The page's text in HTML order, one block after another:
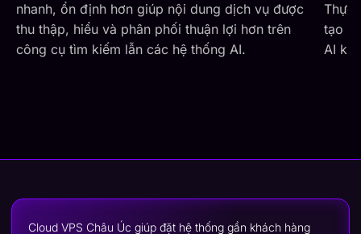
thu thập, hiểu và phân phối thuận lợi hơn trên
công cụ tìm kiếm lẫn các hệ thống AI.
tạo
AI
mục tiêu hơn, giảm độ trễ và tăng độ ổn định khi vận hành